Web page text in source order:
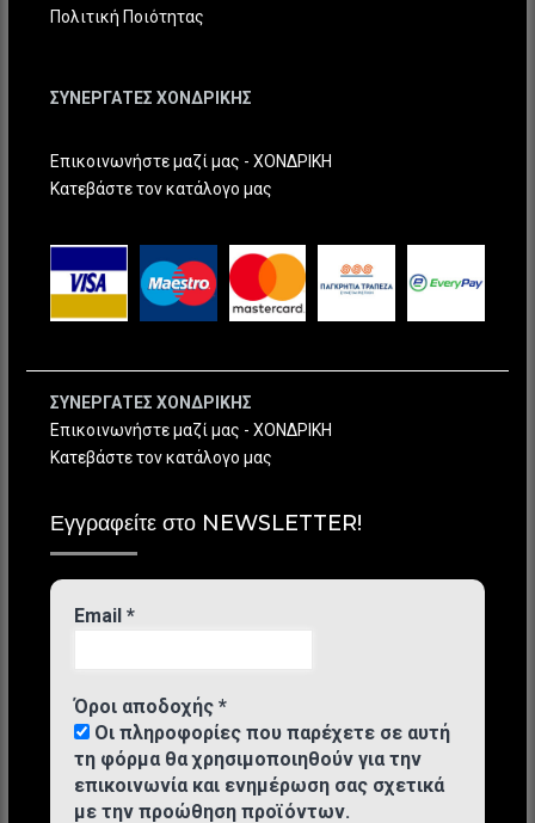
Πολιτική Ποιότητας
ΣΥΝΕΡΓΑΤΕΣ ΧΟΝΔΡΙΚΗΣ
Επικοινωνήστε μαζί μας - ΧΟΝΔΡΙΚΗ
Κατεβάστε τον κατάλογο μας
ΣΥΝΕΡΓΑΤΕΣ ΧΟΝΔΡΙΚΗΣ
Επικοινωνήστε μαζί μας - ΧΟΝΔΡΙΚΗ
Κατεβάστε τον κατάλογο μας
Εγγραφείτε στο NEWSLETTER!
Email *
Όροι αποδοχής *
Οι πληροφορίες που παρέχετε σε αυτή
τη φόρμα θα χρησιμοποιηθούν για την
επικοινωνία και ενημέρωση σας σχετικά
με την προώθηση προϊόντων.